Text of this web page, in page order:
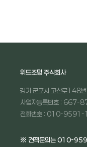
위드조명 주식회사
경기 군포시 고산로148
사업자등록번호 :
전화번호 : 010-
※ 견적문의는 010-